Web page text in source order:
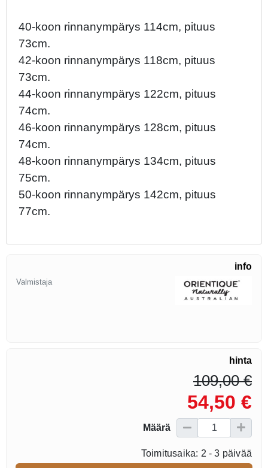
40-koon rinnanympärys 114cm, pituus
73cm.
42-koon rinnanympärys 118cm, pituus
73cm.
44-koon rinnanympärys 122cm, pituus
74cm.
46-koon rinnanympärys 128cm, pituus
74cm.
48-koon rinnanympärys 134cm, pituus
75cm.
50-koon rinnanympärys 142cm, pituus
77cm.
info
Valmistaja
hinta
109,00 €
54,50 €
Määrä
Toimitusaika: 2 - 3 päivää